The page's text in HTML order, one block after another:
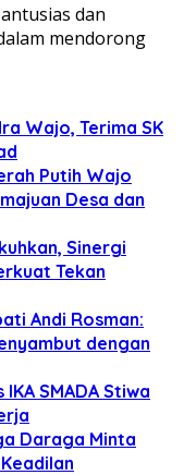
dan
mendorong
Wajo, Terima SK
Putih Wajo
Desa dan
Sinergi
Tekan
Andi Rosman:
dengan
SMADA Stiwa
Daraga Minta